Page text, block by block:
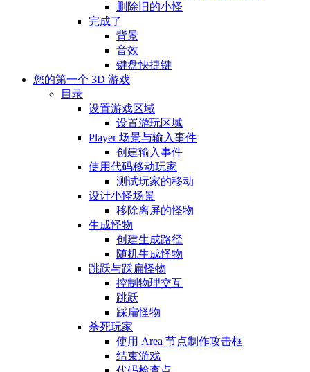
删除旧的小怪
完成了
背景
音效
键盘快捷键
您的第一个 3D 游戏
目录
设置游戏区域
设置游玩区域
Player 场景与输入事件
创建输入事件
使用代码移动玩家
测试玩家的移动
设计小怪场景
移除离屏的怪物
生成怪物
创建生成路径
随机生成怪物
跳跃与踩扁怪物
控制物理交互
跳跃
踩扁怪物
杀死玩家
使用 Area 节点制作攻击框
结束游戏